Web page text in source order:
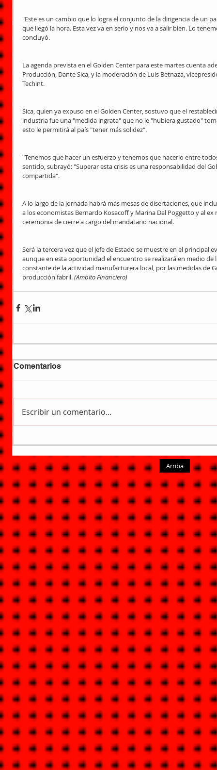
"Este es un cambio que lo logra el conjunto de la dirigencia de un
que llegó la hora. Esta vez va en serio y nos va a salir bien. Lo
concluyó.
La agenda prevista en el Golden Center para este martes cuenta
Producción, Dante Sica, y la moderación de Luis Betnaza,
Techint.
Sica, quien ya expuso en el Golden Center, sostuvo que el
industria fue una "medida ingrata" que no le "hubiera gustado"
esto le permitirá al país "tener más solidez".
"Tenemos que hacer un esfuerzo y tenemos que hacerlo entre
sentido, subrayó: "Superar esta crisis es una responsabilidad del
compartida".
A lo largo de la jornada habrá más mesas de disertaciones, que
a los economistas Bernardo Kosacoff y Marina Dal Poggetto y al
ceremonia de cierre a cargo del mandatario nacional.
Será la tercera vez que el Jefe de Estado se muestre en el principal
aunque en esta oportunidad el encuentro se realizará en medio
constante de la actividad manufacturera local, por las medidas de
producción fabril. (Ambito Financiero)
Comentarios
Escribir un comentario...
Arriba